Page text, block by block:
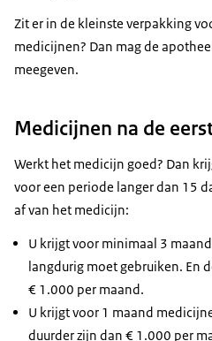
Zit er in de kleinste verpakking
medicijnen? Dan mag de
meegeven.
Medicijnen na de
Werkt het medicijn goed? Dan
voor een periode langer dan 15
af van het medicijn:
U krijgt voor minimaal 3
langdurig moet gebruiken. En
€ 1.000 per maand.
U krijgt voor 1 maand
duurder zijn dan € 1.000 per